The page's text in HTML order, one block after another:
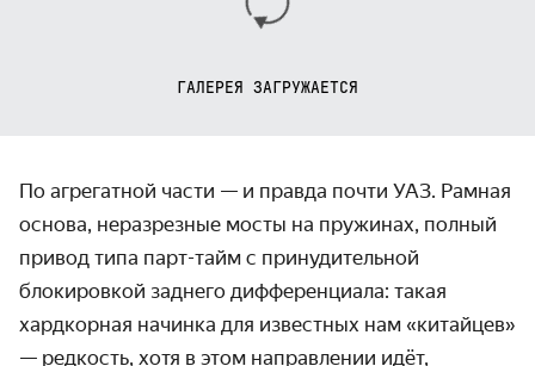
ГАЛЕРЕЯ ЗАГРУЖАЕТСЯ
По агрегатной части — и правда почти УАЗ. Рамная
основа, неразрезные мосты на пружинах, полный
привод типа парт-тайм с принудительной
блокировкой заднего дифференциала: такая
хардкорная начинка для известных нам «китайцев»
— редкость, хотя в этом направлении идёт,